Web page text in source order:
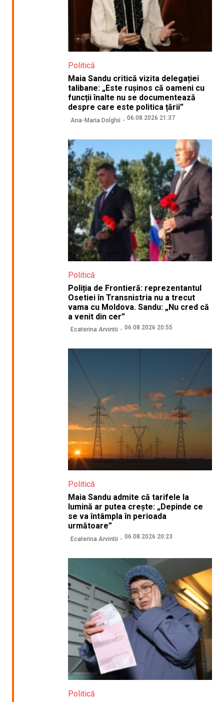
Politică
Maia Sandu critică vizita delegației
talibane: „Este rușinos că oameni cu
funcții înalte nu se documentează
despre care este politica țării”
Ana-Maria Dolghii 06.08.2026 21:37
Politică
Poliția de Frontieră: reprezentantul
Osetiei în Transnistria nu a trecut
vama cu Moldova. Sandu: „Nu cred că
a venit din cer”
Ecaterina Arvintii 06.08.2026 20:55
Politică
Maia Sandu admite că tarifele la
lumină ar putea crește: „Depinde ce
se va întâmpla în perioada
următoare”
Ecaterina Arvintii 06.08.2026 20:23
Politică